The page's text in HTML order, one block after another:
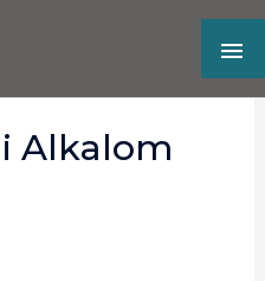
Alkalom